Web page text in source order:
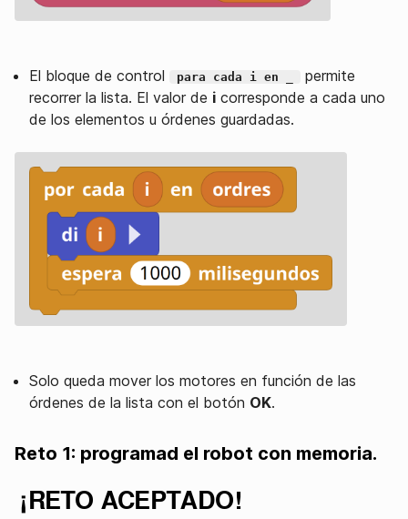
El bloque de control para cada i en _
permite
recorrer la lista. El valor de i corresponde a cada uno
de los elementos u órdenes guardadas.
Solo queda mover los motores en función de las
órdenes de la lista con el botón OK.
Reto 1: programad el robot con memoria.